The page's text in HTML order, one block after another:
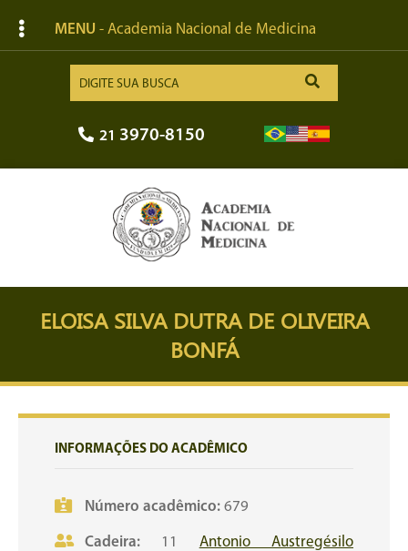
MENU - Academia Nacional de Medicina
21 3970-8150
ELOISA SILVA DUTRA DE OLIVEIRA
BONFÁ
INFORMAÇÕES DO ACADÊMICO
Número acadêmico: 679
Cadeira: 11 Antonio Austregésilo